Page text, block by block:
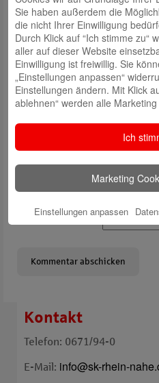
Name*
E-Mail*
Website
Solve Captcha*
Enter Captcha Here :
Kontakt
Telefon: 0671/94-0
E-Mail: info@sk-rhein-
Sie haben außerdem die
die nicht Ihrer Einwilligung
Durch Klick auf “Ich stimme zu“
aller auf dieser Website
Einwilligung ist freiwillig. Sie
„Einstellungen anpassen“
Einstellungen ändern. Mit Klick
ablehnen“ werden alle
Ich
Marketing
Einstellungen anpassen